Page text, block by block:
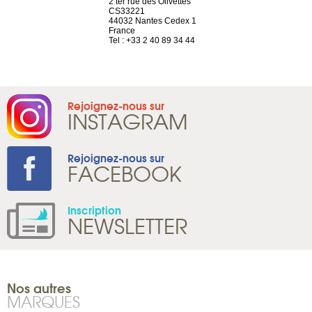
CS33221
44032 Nantes Cedex 1
France
Tel : +33 2 40 89 34 44
Rejoignez-nous sur
INSTAGRAM
Rejoignez-nous sur
FACEBOOK
Inscription
NEWSLETTER
Nos autres
MARQUES